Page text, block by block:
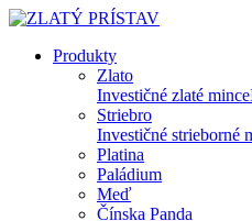
Produkty
Zlato
Investičné zlaté mince
Striebro
Investičné strieborné
Platina
Paládium
Meď
Čínska Panda